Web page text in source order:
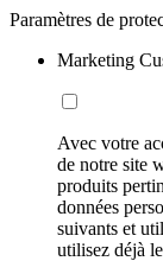
Paramètres de
Marketing
Avec votre
de notre site
produits
données
suivants et
utilisez déjà